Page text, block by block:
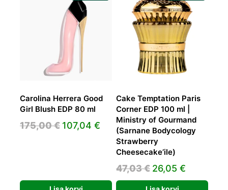
Carolina Herrera Good
Girl Blush EDP 80 ml
175,00€ Algne
107,04 € Praegune
hind
107,04 €.
Cake Temptation Paris
Corner EDP 100 ml |
Ministry of Gourmand
(Sarnane Bodycology
Strawberry
Cheesecake’ile)
47,03€ Algne
hind
26,05 €
hind